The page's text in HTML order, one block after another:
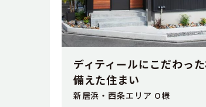
ディティールにこだわっ
備えた住まい
新居浜・西条エリア O様